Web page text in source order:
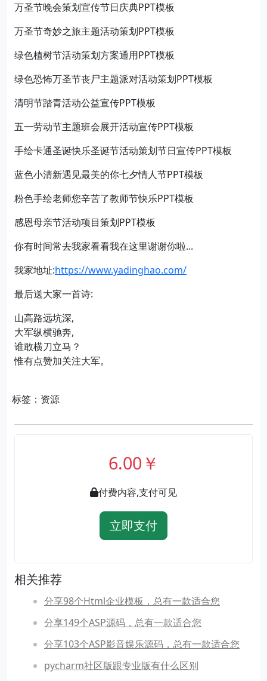
万圣节晚会策划宣传节日庆典PPT模板
万圣节奇妙之旅主题活动策划PPT模板
绿色植树节活动策划方案通用PPT模板
绿色恐怖万圣节丧尸主题派对活动策划PPT模板
清明节踏青活动公益宣传PPT模板
五一劳动节主题班会展开活动宣传PPT模板
手绘卡通圣诞快乐圣诞节活动策划节日宣传PPT模板
蓝色小清新遇见最美的你七夕情人节PPT模板
粉色手绘老师您辛苦了教师节快乐PPT模板
感恩母亲节活动项目策划PPT模板
你有时间常去我家看看我在这里谢谢你啦...
我家地址:https://www.yadinghao.com/
最后送大家一首诗:
山高路远坑深,
大军纵横驰奔,
谁敢横刀立马？
惟有点赞加关注大军。
标签：资源
6.00￥
付费内容,支付可见
立即支付
相关推荐
分享98个Html企业模板，总有一款适合您
分享149个ASP源码，总有一款适合您
分享103个ASP影音娱乐源码，总有一款适合您
pycharm社区版跟专业版有什么区别